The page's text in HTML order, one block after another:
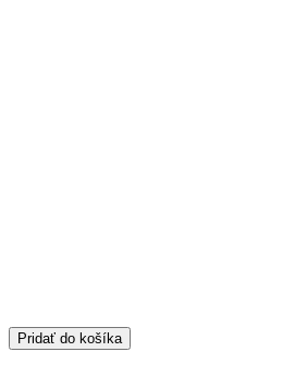
Pridať do košíka